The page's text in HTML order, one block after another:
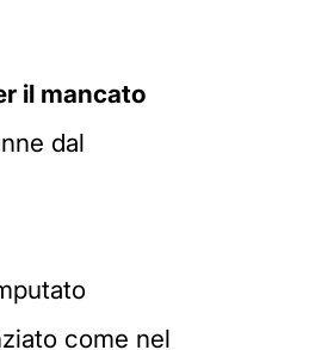
il mancato
dal
come nel